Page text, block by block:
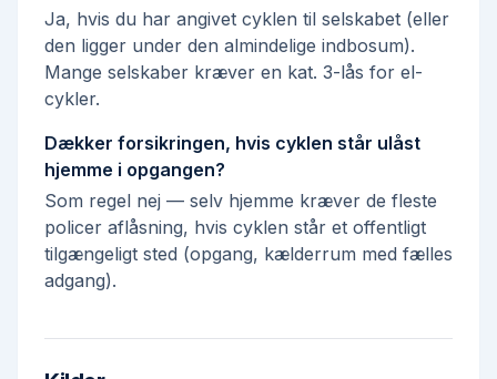
Ja, hvis du har angivet cyklen til selskabet (eller
den ligger under den almindelige indbosum).
Mange selskaber kræver en kat. 3-lås for el-
cykler.
Dækker forsikringen, hvis cyklen står ulåst
hjemme i opgangen?
Som regel nej — selv hjemme kræver de fleste
policer aflåsning, hvis cyklen står et offentligt
tilgængeligt sted (opgang, kælderrum med fælles
adgang).